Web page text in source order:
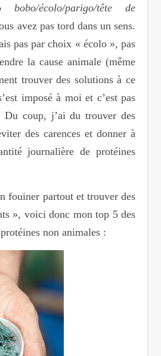
bobo/écolo/parigo/tête de
avez pas tord dans un sens.
pas par choix « écolo », pas
la cause animale (même
trouver des solutions à ce
imposé à moi et c’est pas
coup, j’ai du trouver des
des carences et donner à
journalière de protéines
fouiner partout et trouver des
», voici donc mon top 5 des
non animales :